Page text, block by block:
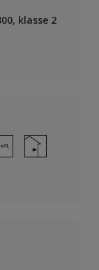
klasse 2